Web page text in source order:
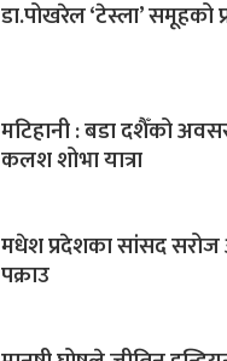
डा.पोखरेल ‘टेस्ला’ समूहको
मटिहानी : बडा दशैँको
कलश शोभा यात्रा
मधेश प्रदेशका सांसद सरोज
पक्राउ